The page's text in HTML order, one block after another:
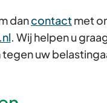
dancontactmet
(Verwijst
naar
. Wij helpen u
uw